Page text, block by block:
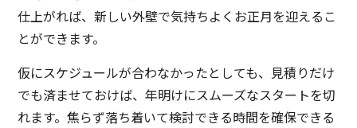
仕上がれば、新しい外壁で気持ちよくお正月を迎えるこ
とができます。
仮にスケジュールが合わなかったとしても、見積りだけ
でも済ませておけば、年明けにスムーズなスタートを切
れます。焦らず落ち着いて検討できる時間を確保できる